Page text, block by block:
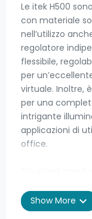
Le itek H500
con materiale
nell’utilizzo
regolatore
flessibile,
per
virtuale. Inoltre,
per una
intrigante
applicazioni di
office.
itek H500. Tipo
connessione:
Show More expand_more